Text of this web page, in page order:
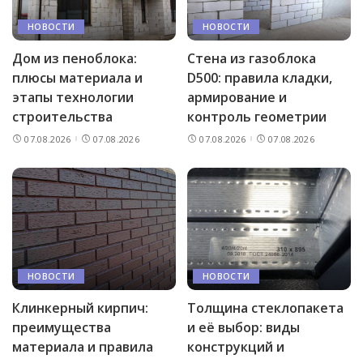
НОВОСТИ
Дом из пеноблока:
плюсы материала и
этапы технологии
строительства
07.08.2026 07.08.2026
НОВОСТИ
Стена из газоблока
D500: правила кладки,
армирование и
контроль геометрии
07.08.2026 07.08.2026
НОВОСТИ
Клинкерный кирпич:
преимущества
материала и правила
НОВОСТИ
Толщина стеклопакета
и её выбор: виды
конструкций и